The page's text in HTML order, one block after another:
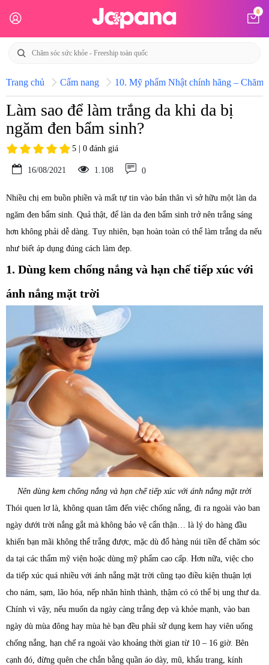
0
Trang chủ Cẩm nang 10. Mỹ phẩm Nhật chính hãng – Chăm
Làm sao để làm trắng da khi da bị
ngăm đen bẩm sinh?
5 | 0 đánh giá
16/08/2021 1.108 0
Nhiều chị em buồn phiền và mất tự tin vào bản thân vì sở hữu một làn da
ngăm đen bẩm sinh. Quả thật, để làn da đen bẩm sinh trở nên trắng sáng
hơn không phải dễ dàng. Tuy nhiên, bạn hoàn toàn có thể làm trắng da nếu
như biết áp dụng đúng cách làm đẹp.
1. Dùng kem chống nắng và hạn chế tiếp xúc với
ánh nắng mặt trời
Nên dùng kem chống nắng và hạn chế tiếp xúc với ánh nắng mặt trời
Thói quen lơ là, không quan tâm đến việc chống nắng, đi ra ngoài vào ban
ngày dưới trời nắng gắt mà không bảo vệ cẩn thận… là lý do hàng đầu
khiến bạn mãi không thể trắng được, mặc dù đổ hàng núi tiền để chăm sóc
da tại các thẩm mỹ viện hoặc dùng mỹ phẩm cao cấp. Hơn nữa, việc cho
da tiếp xúc quá nhiều với ánh nắng mặt trời cũng tạo điều kiện thuận lợi
cho nám, sạm, lão hóa, nếp nhăn hình thành, thậm có có thể bị ung thư da.
Chính vì vậy, nếu muốn da ngày càng trắng đẹp và khỏe mạnh, vào ban
ngày dù mùa đông hay mùa hè bạn đều phải sử dụng kem hay viên uống
chống nắng, hạn chế ra ngoài vào khoảng thời gian từ 10 – 16 giờ. Bên
cạnh đó, đừng quên che chắn bằng quần áo dày, mũ, khẩu trang, kính